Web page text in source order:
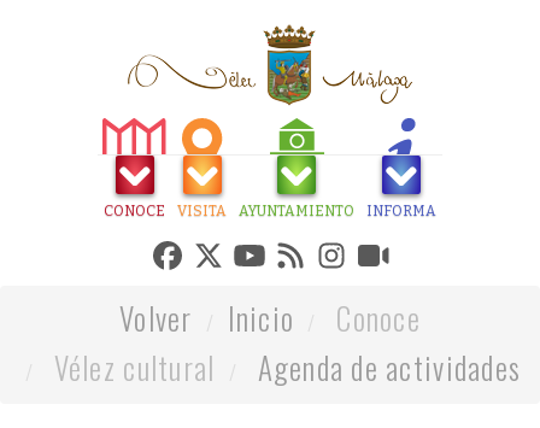
CONOCE VISITA AYUNTAMIENTO INFORMA
Volver Inicio
Conoce
Vélez cultural
Agenda de actividades